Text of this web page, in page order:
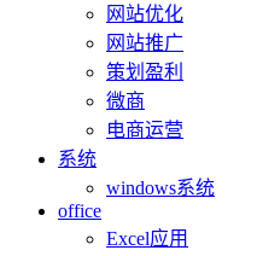
网站优化
网站推广
策划盈利
微商
电商运营
系统
windows系统
office
Excel应用